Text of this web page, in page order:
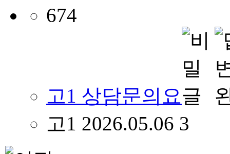
674
고1 상담문의요
고1 2026.05.06 3